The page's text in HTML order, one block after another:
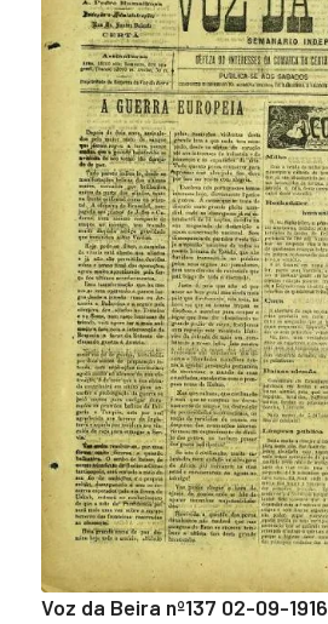
Voz da Beira nº137 02-09-1916